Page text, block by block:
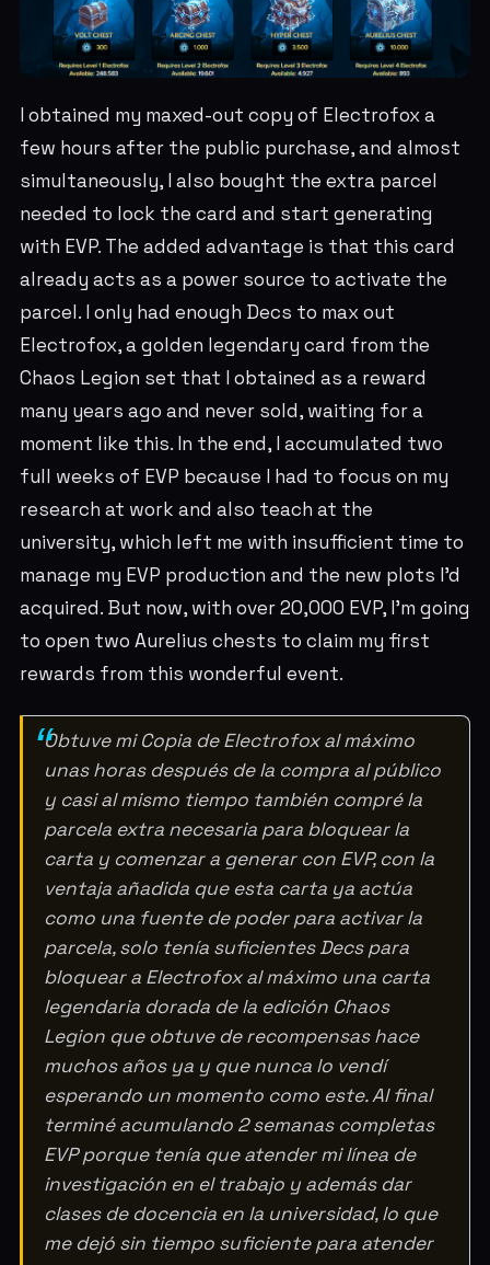
I obtained my maxed-out copy of Electrofox a
few hours after the public purchase, and almost
simultaneously, I also bought the extra parcel
needed to lock the card and start generating
with EVP. The added advantage is that this card
already acts as a power source to activate the
parcel. I only had enough Decs to max out
Electrofox, a golden legendary card from the
Chaos Legion set that I obtained as a reward
many years ago and never sold, waiting for a
moment like this. In the end, I accumulated two
full weeks of EVP because I had to focus on my
research at work and also teach at the
university, which left me with insufficient time to
manage my EVP production and the new plots I'd
acquired. But now, with over 20,000 EVP, I'm going
to open two Aurelius chests to claim my first
rewards from this wonderful event.
Obtuve mi Copia de Electrofox al máximo
unas horas después de la compra al público
y casi al mismo tiempo también compré la
parcela extra necesaria para bloquear la
carta y comenzar a generar con EVP, con la
ventaja añadida que esta carta ya actúa
como una fuente de poder para activar la
parcela, solo tenía suficientes Decs para
bloquear a Electrofox al máximo una carta
legendaria dorada de la edición Chaos
Legion que obtuve de recompensas hace
muchos años ya y que nunca lo vendí
esperando un momento como este. Al final
terminé acumulando 2 semanas completas
EVP porque tenía que atender mi línea de
investigación en el trabajo y además dar
clases de docencia en la universidad, lo que
me dejó sin tiempo suficiente para atender